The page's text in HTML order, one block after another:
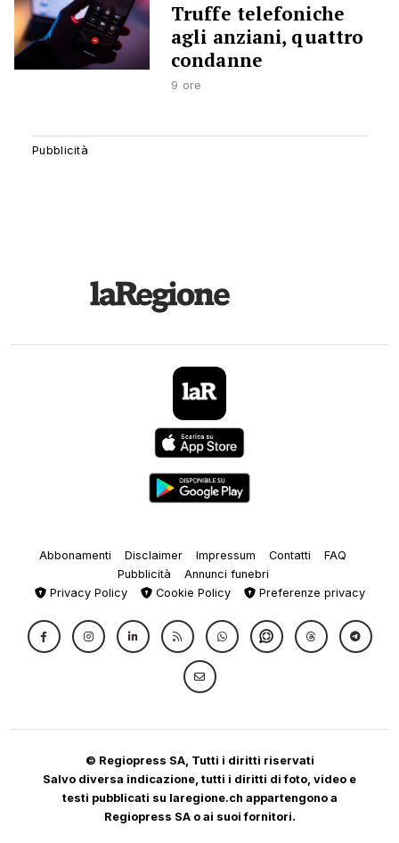
Truffe telefoniche
agli anziani, quattro
condanne
9 ore
Abbonamenti Disclaimer Impressum Contatti
FAQ
Pubblicità
Annunci funebri
Privacy Policy
Cookie Policy Preferenze privacy
© Regiopress SA, Tutti i diritti riservati
Salvo diversa indicazione, tutti i diritti di foto, video e
testi pubblicati su laregione.ch appartengono a
Regiopress SA o ai suoi fornitori.